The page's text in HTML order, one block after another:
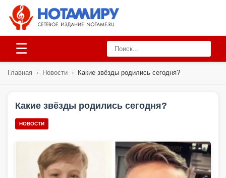
☰
Главная › Новости › Какие звёзды родились сегодня?
Какие звёзды родились сегодня?
НОВОСТИ